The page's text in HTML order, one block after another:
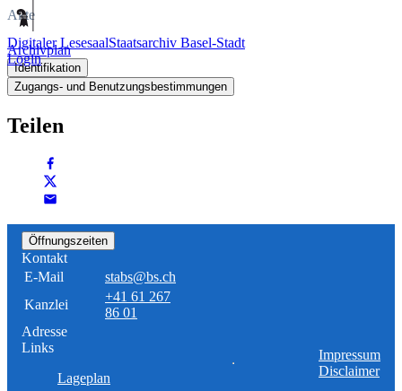
Digitaler LesesaalStaatsarchiv Basel-Stadt
Login
Akte
Archivplan
Identifikation
Zugangs- und Benutzungsbestimmungen
Teilen
Öffnungszeiten
Kontakt
E-Mail
stabs@bs.ch
Kanzlei
+41 61 267
86 01
Adresse
Links
Lageplan
Impressum
Disclaimer